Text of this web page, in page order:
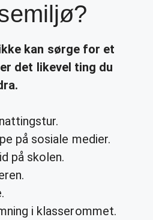
kan sørge for et
det likevel ting du
på sosiale medier.
på skolen.
i klasserommet.